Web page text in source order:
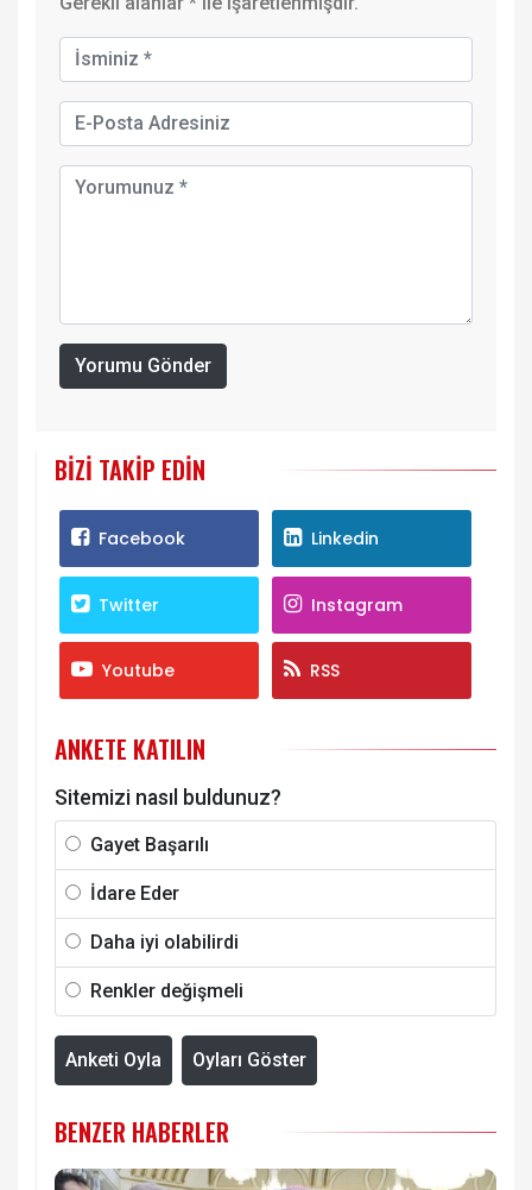
Yorumu Gönder
BIZI TAKIP EDIN
Facebook Linkedin
Twitter Instagram
Youtube RSS
ANKETE KATILIN
Sitemizi nasıl buldunuz?
Gayet Başarılı
İdare Eder
Daha iyi olabilirdi
Renkler değişmeli
Anketi Oyla Oyları Göster
BENZER HABERLER